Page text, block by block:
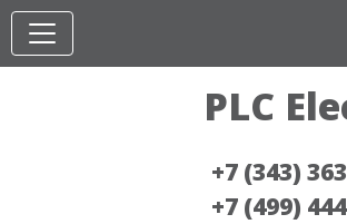
PLC
+7 (343)
+7 (499)